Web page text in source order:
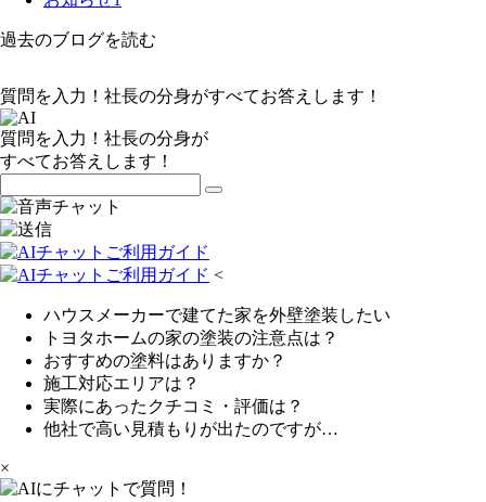
過去のブログを読む
質問を入力！社長の分身がすべてお答えします！
質問を入力！社長の分身が
すべてお答えします！
<
ハウスメーカーで建てた家を外壁塗装したい
トヨタホームの家の塗装の注意点は？
おすすめの塗料はありますか？
施工対応エリアは？
実際にあったクチコミ・評価は？
他社で高い見積もりが出たのですが…
×